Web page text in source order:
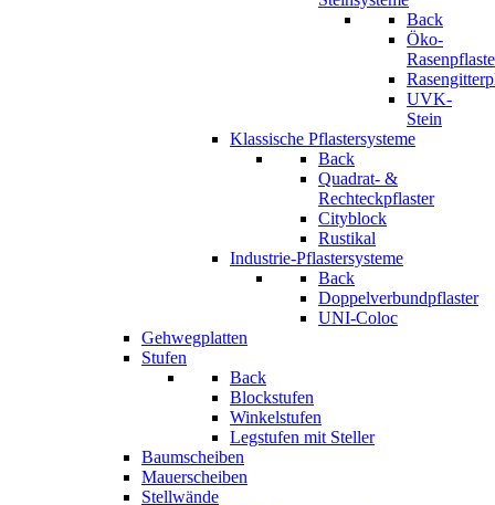
Back
Öko-
UVK-
Stein
Klassische Pflastersysteme
Back
Quadrat- &
Rechteckpflaster
Cityblock
Rustikal
Industrie-Pflastersysteme
Back
Doppelverbundpflaster
UNI-Coloc
Gehwegplatten
Stufen
Back
Blockstufen
Winkelstufen
Legstufen mit Steller
Baumscheiben
Mauerscheiben
Stellwände